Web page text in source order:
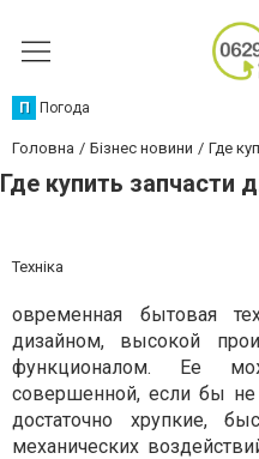
П Погода
Головна Бізнес новини Где
Где купить запчасти
Техніка
овременная бытовая
дизайном, высокой
функционалом. Ее
совершенной, если бы не
достаточно хрупкие,
механических